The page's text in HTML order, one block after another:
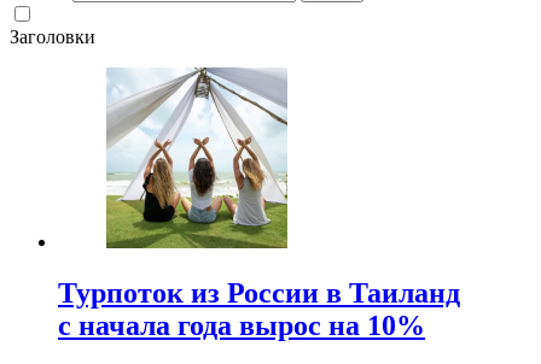
Заголовки
Турпоток из России в Таиланд
с начала года вырос на 10%